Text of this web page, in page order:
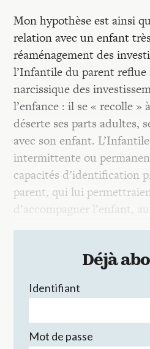
Mon hypothèse est ainsi
relation avec un enfant
réaménagement des
l’Infantile du parent
narcissique des
l’enfance : il se « recolle »
déserte ses parts adultes,
avec son enfant.
intermittente ou
capacités d’identification
parent, qui lui
d’accompagner l’enfant,
Déjà
Identifiant
Mot de passe